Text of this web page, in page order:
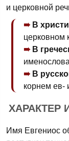
и церковной
В
церковном
В
В
корнем ев-
ХАРАКТЕР
Имя Евгениос